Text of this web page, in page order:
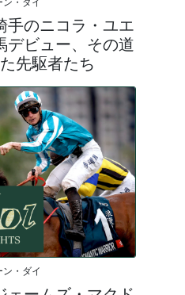
手のニコラ・ユエ
デビュー、その道
先駆者たち
ン・ダイ